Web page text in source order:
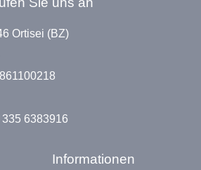
Ortisei (BZ)
6383916
Informationen